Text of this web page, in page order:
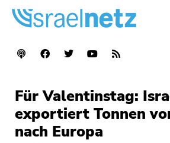
Für Valentinstag:
exportiert Tonnen
nach Europa